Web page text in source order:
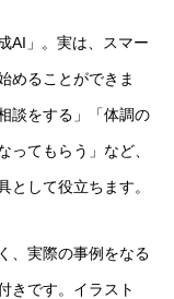
AI」。実は、スマー
めることができま
談をする」「体調の
ってもらう」など、
として役立ちます。
、実際の事例をなる
きです。イラスト